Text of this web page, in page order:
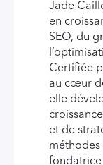
Jade
en
SEO, du
Certifiée
au cœur
elle
et de
méthodes
fondatrice